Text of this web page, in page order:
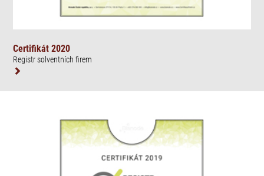
Certifikát 2020
Registr solventních firem